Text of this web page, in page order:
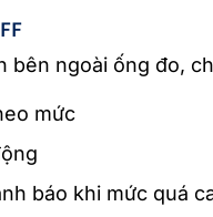
bên ngoài ống đo,
mức
báo khi mức quá